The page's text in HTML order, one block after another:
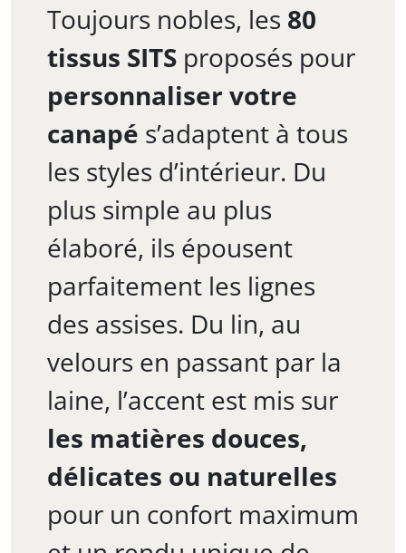
Toujours nobles, les 80
tissus SITS proposés pour
personnaliser votre
canapé s’adaptent à tous
les styles d’intérieur. Du
plus simple au plus
élaboré, ils épousent
parfaitement les lignes
des assises. Du lin, au
velours en passant par la
laine, l’accent est mis sur
les matières douces,
délicates ou naturelles
pour un confort maximum